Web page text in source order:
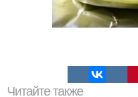
Читайте также